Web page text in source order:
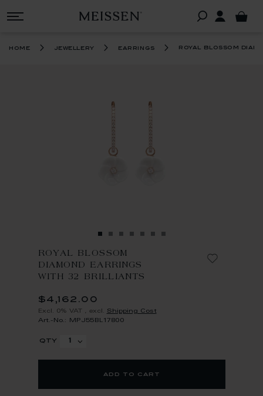
home jewellery earrings royal blossom
ROYAL BLOSSOM
DIAMOND EARRINGS
WITH 32 BRILLIANTS
$4,162.00
Excl. 0% VAT excl. Shipping Cost
Art.-No.: MPJ55BL17800
qty
add to cart